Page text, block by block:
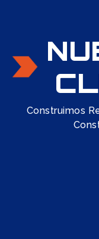
Construimos